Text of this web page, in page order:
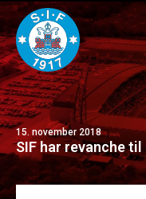
15. november 2018
SIF har revanche